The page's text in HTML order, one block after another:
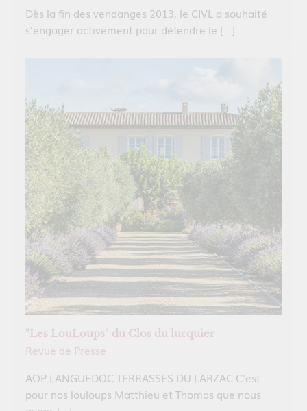
Dès la fin des vendanges 2013, le CIVL a souhaité
s’engager activement pour défendre le […]
"Les LouLoups" du Clos du lucquier
Revue de Presse
AOP LANGUEDOC TERRASSES DU LARZAC C'est
pour nos louloups Matthieu et Thomas que nous